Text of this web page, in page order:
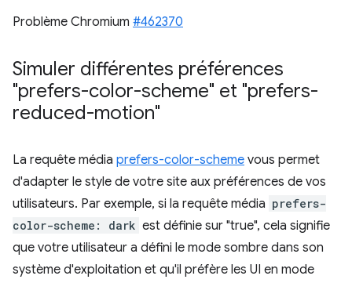
Problème Chromium #462370
Simuler différentes préférences
"prefers-color-scheme" et "prefers-
reduced-motion"
La requête média prefers-color-scheme vous permet
d'adapter le style de votre site aux préférences de vos
utilisateurs. Par exemple, si la requête média prefers-
color-scheme: dark est définie sur "true", cela signifie
que votre utilisateur a défini le mode sombre dans son
système d'exploitation et qu'il préfère les UI en mode